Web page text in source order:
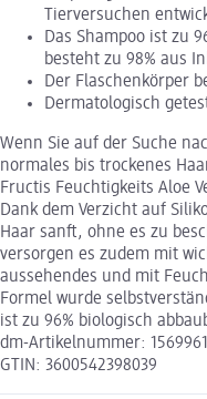
Tierversuchen
Das Shampoo ist zu
besteht zu 98% aus
Der Flaschenkörper
Dermatologisch
Wenn Sie auf der Suche
normales bis trockenes
Fructis Feuchtigkeits Aloe
Dank dem Verzicht auf
Haar sanft, ohne es zu
versorgen es zudem mit
aussehendes und mit
Formel wurde
ist zu 96% biologisch
dm-Artikelnummer: 1569961
GTIN: 3600542398039